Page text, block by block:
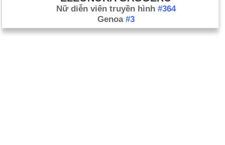
Nữ diễn viên truyền hình #364
Genoa #3